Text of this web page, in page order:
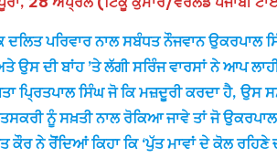
ਪਰਿਵਾਰ ਨਾਲ ਸਬੰਧਤ ਨੌਜਵਾਨ
ਦੀ ਬਾਂਹ ’ਤੇ ਲੱਗੀ ਸਰਿੰਜ ਵਾਰਸਾਂ ਨੇ ਆਪ
ਸਿੰਘ ਜੋ ਕਿ ਮਜ਼ਦੂਰੀ ਕਰਦਾ ਹੈ, ਉਸ
ਨੂੰ ਸਖ਼ਤੀ ਨਾਲ ਰੋਕਿਆ ਜਾਵੇ ਤਾਂ ਜੋ
ਨੇ ਰੋੋਂਦਿਆਂ ਕਿਹਾ ਕਿ ‘ਪੁੱਤ ਮਾਵਾਂ ਦੇ ਕੋਲ